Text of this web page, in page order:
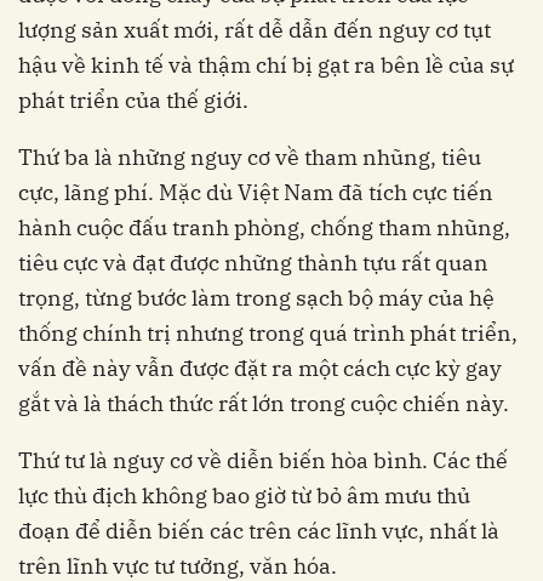
lượng sản xuất mới, rất dễ dẫn đến nguy cơ tụt
hậu về kinh tế và thậm chí bị gạt ra bên lề của sự
phát triển của thế giới.
Thứ ba là những nguy cơ về tham nhũng, tiêu
cực, lãng phí. Mặc dù Việt Nam đã tích cực tiến
hành cuộc đấu tranh phòng, chống tham nhũng,
tiêu cực và đạt được những thành tựu rất quan
trọng, từng bước làm trong sạch bộ máy của hệ
thống chính trị nhưng trong quá trình phát triển,
vấn đề này vẫn được đặt ra một cách cực kỳ gay
gắt và là thách thức rất lớn trong cuộc chiến này.
Thứ tư là nguy cơ về diễn biến hòa bình. Các thế
lực thù địch không bao giờ từ bỏ âm mưu thủ
đoạn để diễn biến các trên các lĩnh vực, nhất là
trên lĩnh vực tư tưởng, văn hóa.